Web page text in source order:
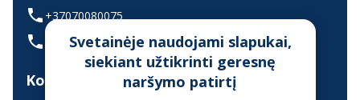
+37070080075
(skambinant iš užsienio +37068700300)
Konsultavimas gyvai
Svetainėje naudojami slapukai,
siekiant užtikrinti geresnę
naršymo patirtį